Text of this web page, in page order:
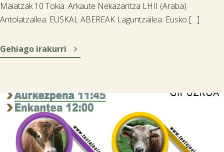
Maiatzak 10 Tokia: Arkaute Nekazaritza LHII (Araba)
Antolatzailea: EUSKAL ABEREAK Laguntzailea: Eusko […]
Gehiago irakurri 